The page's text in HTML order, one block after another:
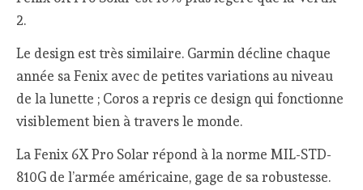
2.
Le design est très similaire. Garmin décline chaque
année sa Fenix avec de petites variations au niveau
de la lunette ; Coros a repris ce design qui fonctionne
visiblement bien à travers le monde.
La Fenix 6X Pro Solar répond à la norme MIL-STD-
810G de l’armée américaine, gage de sa robustesse.